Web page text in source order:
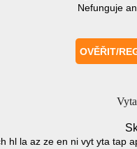
Nefunguje
hl la az ze en ni vyt yta tap